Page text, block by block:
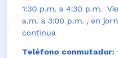
1:30 p.m. a 4:30 p.m.
a.m. a 3:00 p.m. , en
continua
Teléfono conmutador: